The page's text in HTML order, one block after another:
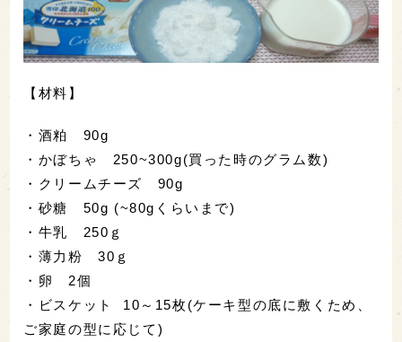
【 材料 】
・酒粕 90g
・かぼちゃ 250~300g(買った時のグラム数)
・クリームチーズ 90g
・砂糖 50g (~80gくらいまで)
・牛乳 250ｇ
・薄力粉 30ｇ
・卵 2個
・ビスケット 10～15枚(ケーキ型の底に敷くため、
ご家庭の型に応じて)